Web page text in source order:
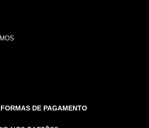
FORMAS DE PAGAMENTO